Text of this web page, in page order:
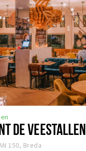
DE VEESTALLEN
150, Breda